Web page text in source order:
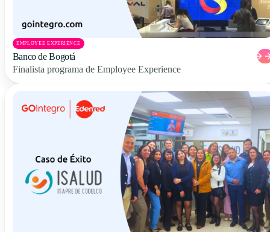
EMPLOYEE EXPERIENCE
Banco de Bogotá
Finalista programa de Employee Experience